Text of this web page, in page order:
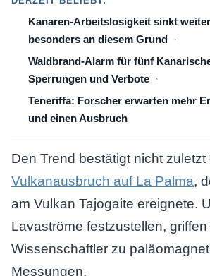
Kanaren-Arbeitslosigkeit sinkt
besonders an diesem Grund
Waldbrand-Alarm für fünf
Sperrungen und Verbote
Teneriffa: Forscher erwarten mehr
und einen Ausbruch
Den Trend bestätigt nicht zuletzt
Vulkanausbruch auf La Palma,
am Vulkan Tajogaite ereignete.
Lavaströme festzustellen, griffen
Wissenschaftler zu
Messungen.